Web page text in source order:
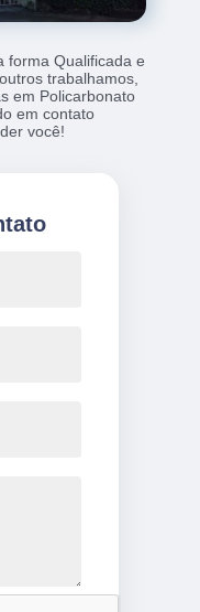
forma Qualificada e
trabalhamos,
em Policarbonato
em contato
você!